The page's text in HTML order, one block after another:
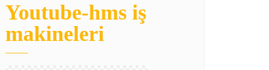
Youtube-hms iş
makineleri